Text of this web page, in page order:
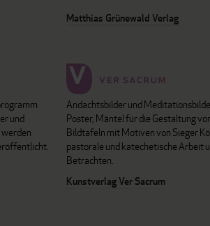
Matthias Grünewald Verlag
und
Andachtsbilder und
Poster, Mäntel für die Gestaltung
Bildtafeln mit Motiven von Sieger
pastorale und katechetische Arbeit
Betrachten.
Kunstverlag Ver Sacrum